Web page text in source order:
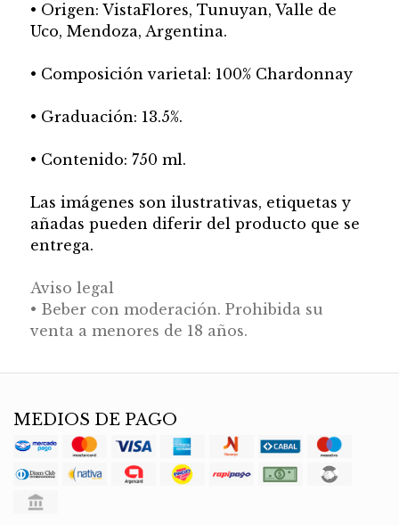
• Origen: VistaFlores, Tunuyan, Valle de
Uco, Mendoza, Argentina.
• Composición varietal: 100% Chardonnay
• Graduación: 13.5%.
• Contenido: 750 ml.
Las imágenes son ilustrativas, etiquetas y
añadas pueden diferir del producto que se
entrega.
Aviso legal
• Beber con moderación. Prohibida su
venta a menores de 18 años.
MEDIOS DE PAGO